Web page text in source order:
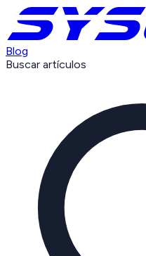
Blog
Buscar artículos